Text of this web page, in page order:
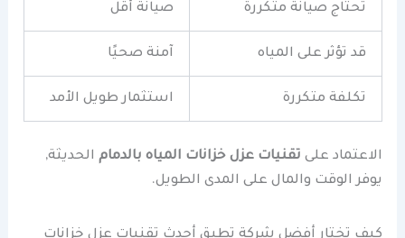
تحتاج صيانة متكررة صيانة أقل
قد تؤثر على المياه آمنة صحيًا
تكلفة متكررة استثمار طويل الأمد
الاعتماد على تقنيات عزل خزانات المياه بالدمام الحديثة,
يوفر الوقت والمال على المدى الطويل.
كيف تختار أفضل شركة تطبق أحدث تقنيات عزل خزانات